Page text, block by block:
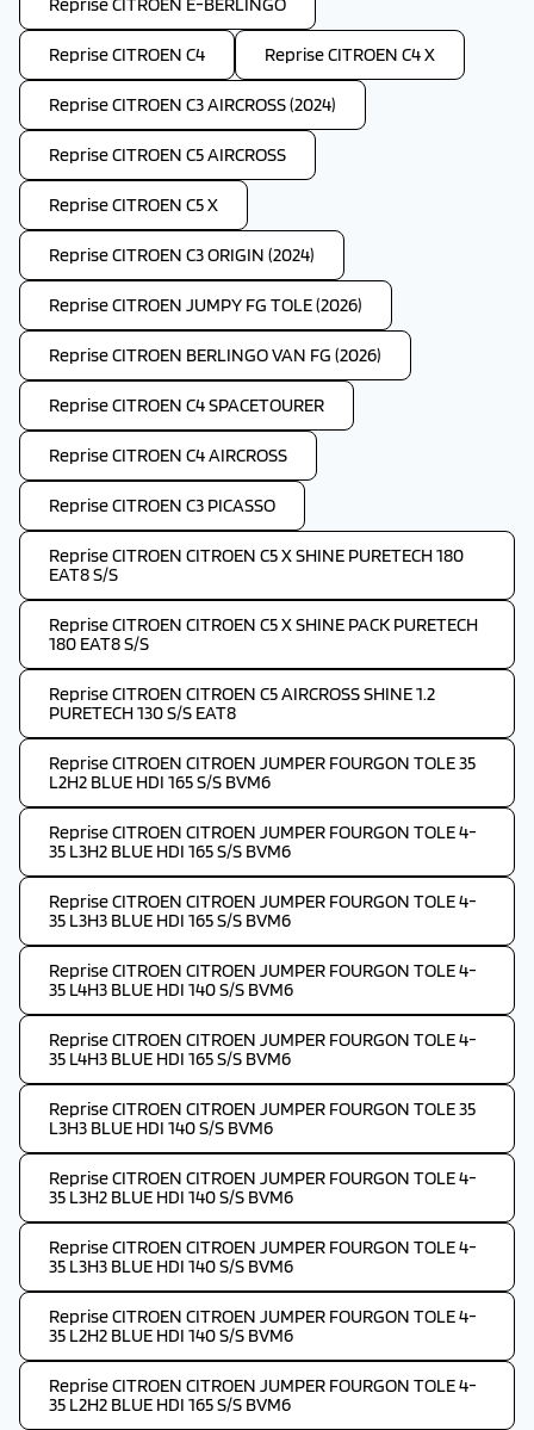
Reprise CITROEN C4 Reprise CITROEN C4 X
Reprise CITROEN C3 AIRCROSS (2024)
Reprise CITROEN C5 AIRCROSS
Reprise CITROEN C5 X
Reprise CITROEN C3 ORIGIN (2024)
Reprise CITROEN JUMPY FG TOLE (2026)
Reprise CITROEN BERLINGO VAN FG (2026)
Reprise CITROEN C4 SPACETOURER
Reprise CITROEN C4 AIRCROSS
Reprise CITROEN C3 PICASSO
Reprise CITROEN CITROEN C5 X SHINE PURETECH 180
EAT8 S/S
Reprise CITROEN CITROEN C5 X SHINE PACK PURETECH
180 EAT8 S/S
Reprise CITROEN CITROEN C5 AIRCROSS SHINE 1.2
PURETECH 130 S/S EAT8
Reprise CITROEN CITROEN JUMPER FOURGON TOLE 35
L2H2 BLUE HDI 165 S/S BVM6
Reprise CITROEN CITROEN JUMPER FOURGON TOLE 4-
35 L3H2 BLUE HDI 165 S/S BVM6
Reprise CITROEN CITROEN JUMPER FOURGON TOLE 4-
35 L3H3 BLUE HDI 165 S/S BVM6
Reprise CITROEN CITROEN JUMPER FOURGON TOLE 4-
35 L4H3 BLUE HDI 140 S/S BVM6
Reprise CITROEN CITROEN JUMPER FOURGON TOLE 4-
35 L4H3 BLUE HDI 165 S/S BVM6
Reprise CITROEN CITROEN JUMPER FOURGON TOLE 35
L3H3 BLUE HDI 140 S/S BVM6
Reprise CITROEN CITROEN JUMPER FOURGON TOLE 4-
35 L3H2 BLUE HDI 140 S/S BVM6
Reprise CITROEN CITROEN JUMPER FOURGON TOLE 4-
35 L3H3 BLUE HDI 140 S/S BVM6
Reprise CITROEN CITROEN JUMPER FOURGON TOLE 4-
35 L2H2 BLUE HDI 140 S/S BVM6
Reprise CITROEN CITROEN JUMPER FOURGON TOLE 4-
35 L2H2 BLUE HDI 165 S/S BVM6